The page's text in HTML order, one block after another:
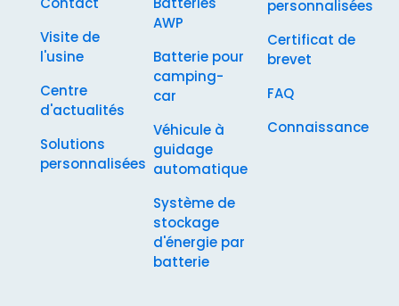
Visite de
l'usine
Centre
d'actualités
Solutions
personnalisées
AWP
Batterie pour
camping-
car
Véhicule à
guidage
automatique
Système de
stockage
d'énergie par
batterie
personnalisées
Certificat de
brevet
FAQ
Connaissance